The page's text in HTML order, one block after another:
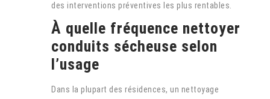
des interventions préventives les plus rentables.
À quelle fréquence nettoyer
conduits sécheuse selon
l’usage
Dans la plupart des résidences, un nettoyage